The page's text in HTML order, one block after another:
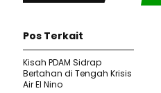
Pos Terkait
Kisah PDAM Sidrap
Bertahan di Tengah Krisis
Air El Nino